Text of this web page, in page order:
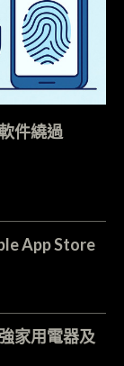
件繞過
App Store
家用電器及